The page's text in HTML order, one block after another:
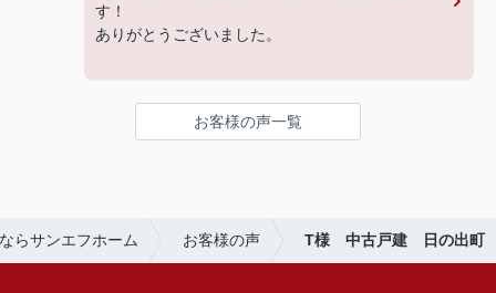
す！
ありがとうございました。
お客様の声一覧
らサンエフホーム お客様の声 T様 中古戸建 日の出町